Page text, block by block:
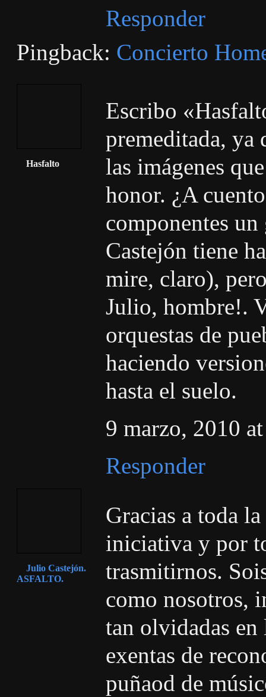
Responder
Pingback: Concierto
Hasfalto
Escribo
premeditada, ya
las imágenes
honor. ¿A
componentes
Castejón tiene
mire, claro),
Julio, hombre!.
orquestas de
haciendo
hasta el suelo.
9 marzo, 2010
Responder
Julio Castejón.
ASFALTO.
Gracias a toda
iniciativa y por
trasmitirnos.
como nosotros,
tan olvidadas en
exentas de
puñaod de